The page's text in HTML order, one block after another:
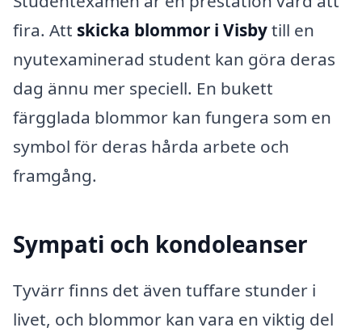
fira. Att skicka blommor i Visbytill en
nyutexaminerad student kan göra deras
dag ännu mer speciell. En bukett
färgglada blommor kan fungera som en
symbol för deras hårda arbete och
framgång.
Sympati och kondoleanser
Tyvärr finns det även tuffare stunder i
livet, och blommor kan vara en viktig del